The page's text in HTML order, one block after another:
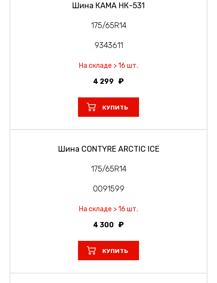
Шина КАМА НК-531
175/65R14
9343611
На складе > 16 шт.
4 299
КУПИТЬ
Шина CONTYRE ARCTIC ICE
175/65R14
0091599
На складе > 16 шт.
4 300
КУПИТЬ